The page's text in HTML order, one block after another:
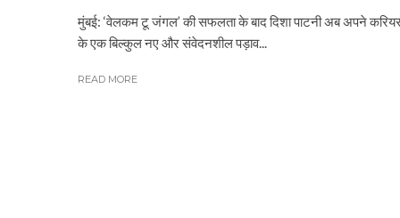
मुंबई: ‘वेलकम टू जंगल’ की सफलता के बाद दिशा पाटनी अब अपने
के एक बिल्कुल नए और संवेदनशील पड़ाव...
READ MORE